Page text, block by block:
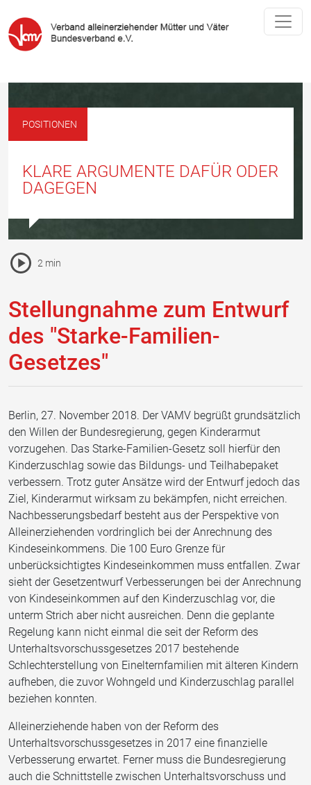
POSITIONEN
KLARE ARGUMENTE DAFÜR ODER
DAGEGEN
Vorlesen Icon
Pause Icon
2 min
Stellungnahme zum Entwurf
des "Starke-Familien-
Gesetzes"
Berlin, 27. November 2018. Der VAMV begrüßt grundsätzlich
den Willen der Bundesregierung, gegen Kinderarmut
vorzugehen. Das Starke-Familien-Gesetz soll hierfür den
Kinderzuschlag sowie das Bildungs- und Teilhabepaket
verbessern. Trotz guter Ansätze wird der Entwurf jedoch das
Ziel, Kinderarmut wirksam zu bekämpfen, nicht erreichen.
Nachbesserungsbedarf besteht aus der Perspektive von
Alleinerziehenden vordringlich bei der Anrechnung des
Kindeseinkommens. Die 100 Euro Grenze für
unberücksichtigtes Kindeseinkommen muss entfallen. Zwar
sieht der Gesetzentwurf Verbesserungen bei der Anrechnung
von Kindeseinkommen auf den Kinderzuschlag vor, die
unterm Strich aber nicht ausreichen. Denn die geplante
Regelung kann nicht einmal die seit der Reform des
Unterhaltsvorschussgesetzes 2017 bestehende
Schlechterstellung von Einelternfamilien mit älteren Kindern
aufheben, die zuvor Wohngeld und Kinderzuschlag parallel
beziehen konnten.
Alleinerziehende haben von der Reform des
Unterhaltsvorschussgesetzes in 2017 eine finanzielle
Verbesserung erwartet. Ferner muss die Bundesregierung
auch die Schnittstelle zwischen Unterhaltsvorschuss und